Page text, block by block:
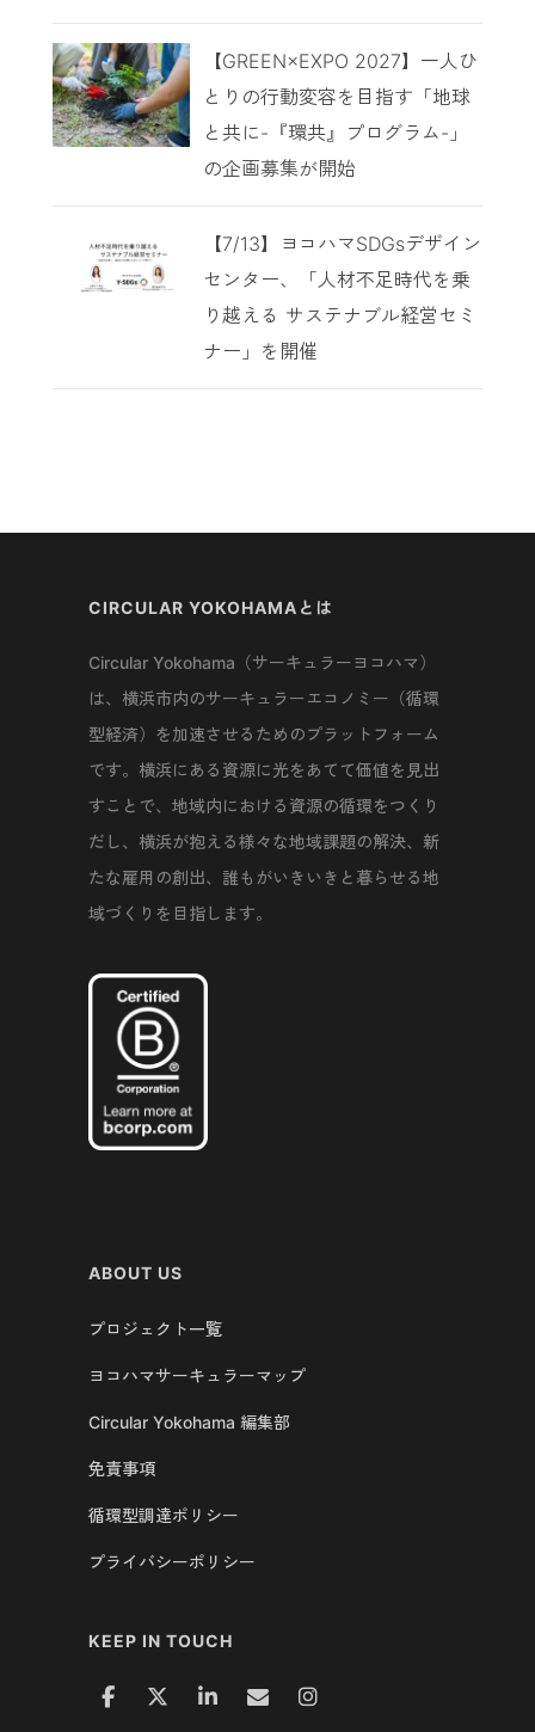
【GREEN×EXPO 2027】一人ひ
とりの行動変容を目指す「地球
と共に-『環共』プログラム-」
の企画募集が開始
【7/13】ヨコハマSDGsデザイン
センター、「人材不足時代を乗
り越える サステナブル経営セミ
ナー」を開催
CIRCULAR YOKOHAMAとは
Circular Yokohama（サーキュラーヨコハマ）
は、横浜市内のサーキュラーエコノミー（循環
型経済）を加速させるためのプラットフォーム
です。横浜にある資源に光をあてて価値を見出
すことで、地域内における資源の循環をつくり
だし、横浜が抱える様々な地域課題の解決、新
たな雇用の創出、誰もがいきいきと暮らせる地
域づくりを目指します。
ABOUT US
プロジェクト一覧
ヨコハマサーキュラーマップ
Circular Yokohama 編集部
免責事項
循環型調達ポリシー
プライバシーポリシー
KEEP IN TOUCH